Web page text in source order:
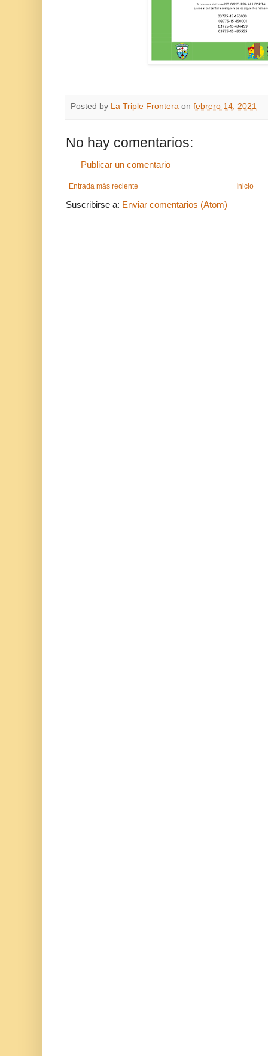
Posted by La Triple Frontera on febrero 14, 2021
No hay comentarios:
Publicar un comentario
Entrada más reciente Inicio
Suscribirse a: Enviar comentarios (Atom)